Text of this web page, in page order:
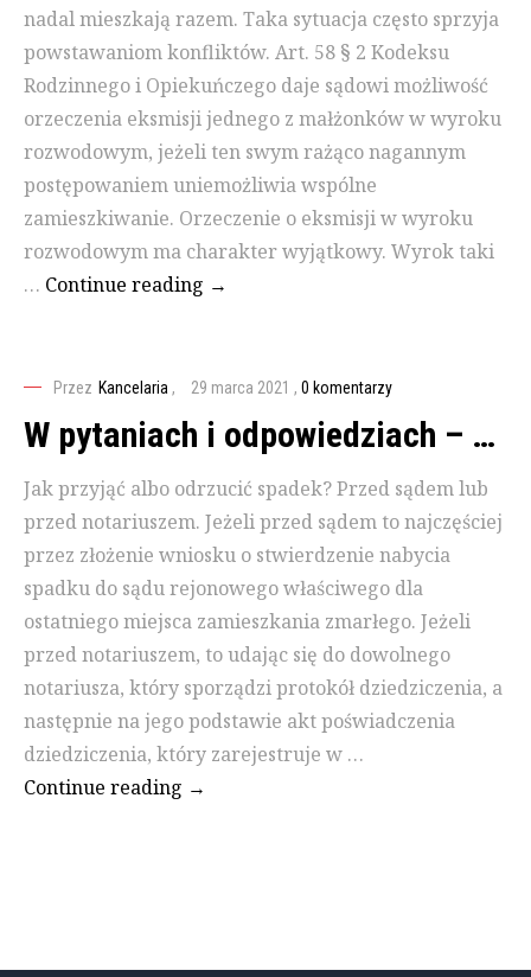
nadal mieszkają razem. Taka sytuacja często sprzyja
powstawaniom konfliktów. Art. 58 § 2 Kodeksu
Rodzinnego i Opiekuńczego daje sądowi możliwość
orzeczenia eksmisji jednego z małżonków w wyroku
rozwodowym, jeżeli ten swym rażąco nagannym
postępowaniem uniemożliwia wspólne
zamieszkiwanie. Orzeczenie o eksmisji w wyroku
rozwodowym ma charakter wyjątkowy. Wyrok taki
… Continue reading Eksmisja w wyroku rozwodowym
→
Przez Kancelaria , 29 marca 2021 , 0 komentarzy
W pytaniach i odpowiedziach – Spadek
Jak przyjąć albo odrzucić spadek? Przed sądem lub
przed notariuszem. Jeżeli przed sądem to najczęściej
przez złożenie wniosku o stwierdzenie nabycia
spadku do sądu rejonowego właściwego dla
ostatniego miejsca zamieszkania zmarłego. Jeżeli
przed notariuszem, to udając się do dowolnego
notariusza, który sporządzi protokół dziedziczenia, a
następnie na jego podstawie akt poświadczenia
dziedziczenia, który zarejestruje w …
Continue reading W pytaniach i odpowiedziach –
→